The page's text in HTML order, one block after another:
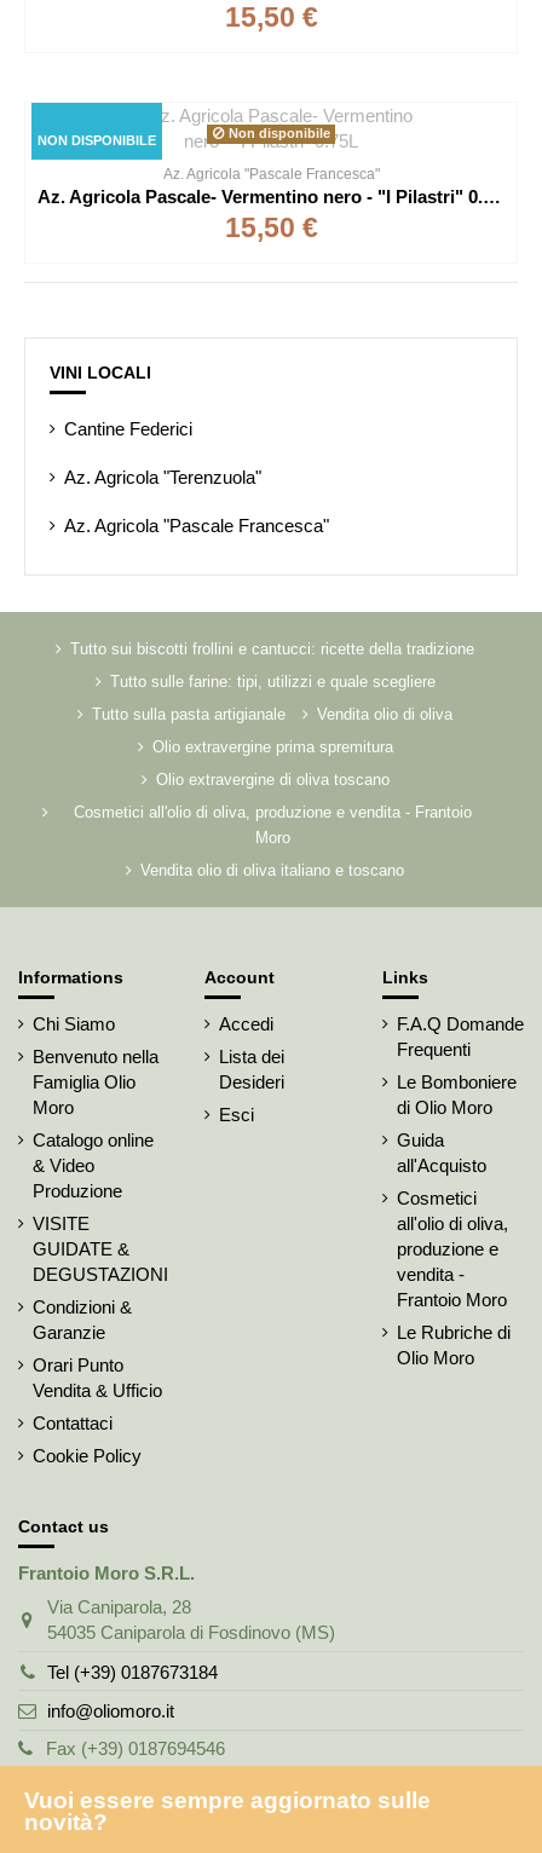
15,50 €
NON DISPONIBILE Non disponibile
Az. Agricola "Pascale Francesca"
Az. Agricola Pascale- Vermentino nero - "I Pilastri" 0.75L
15,50 €
VINI LOCALI
Cantine Federici
Az. Agricola "Terenzuola"
Az. Agricola "Pascale Francesca"
Tutto sui biscotti frollini e cantucci: ricette della tradizione
Tutto sulle farine: tipi, utilizzi e quale scegliere
Tutto sulla pasta artigianale
Vendita olio di oliva
Olio extravergine prima spremitura
Olio extravergine di oliva toscano
Cosmetici all'olio di oliva, produzione e vendita - Frantoio
Moro
Vendita olio di oliva italiano e toscano
Informations
Chi Siamo
Benvenuto nella
Famiglia Olio
Moro
Catalogo online
& Video
Produzione
VISITE
GUIDATE &
DEGUSTAZIONI
Condizioni &
Garanzie
Orari Punto
Vendita & Ufficio
Contattaci
Cookie Policy
Account
Accedi
Lista dei
Desideri
Esci
Links
F.A.Q Domande
Frequenti
Le Bomboniere
di Olio Moro
Guida
all'Acquisto
Cosmetici
all'olio di oliva,
produzione e
vendita -
Frantoio Moro
Le Rubriche di
Olio Moro
Contact us
Frantoio Moro S.R.L.
Via Caniparola, 28
54035 Caniparola di Fosdinovo (MS)
Tel (+39) 0187673184
info@oliomoro.it
Fax (+39) 0187694546
Vuoi essere sempre aggiornato sulle
novità?